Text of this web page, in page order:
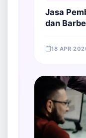
Jasa
dan
18 APR